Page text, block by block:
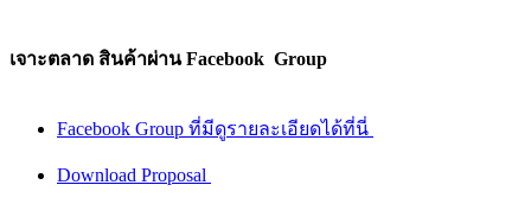
เจาะตลาด สินค้าผ่าน Facebook Group
Facebook Group ที่มีดูรายละเอียดได้ที่นี่
Download Proposal